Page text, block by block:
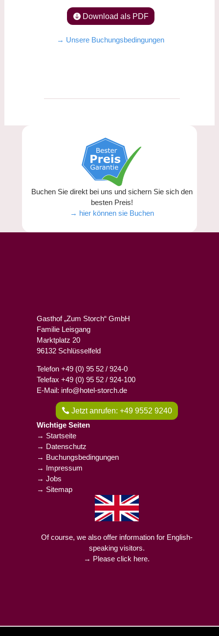
Download als PDF
→ Unsere Buchungsbedingungen
Buchen Sie direkt bei uns und sichern Sie sich den
besten Preis!
→ hier können sie Buchen
Gasthof „Zum Storch“ GmbH
Familie Leisgang
Marktplatz 20
96132 Schlüsselfeld
Telefon +49 (0) 95 52 / 924-0
Telefax +49 (0) 95 52 / 924-100
E-Mail: info@hotel-storch.de
Jetzt anrufen: +49 9552 9240
Wichtige Seiten
→ Startseite
→ Datenschutz
→ Buchungsbedingungen
→ Impressum
→ Jobs
→ Sitemap
Of course, we also offer information for English-
speaking visitors.
→ Please click here.